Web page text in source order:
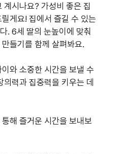
계시나요? 가성비 좋은 집
게요! 집에서 즐길 수 있는
. 6세 딸의 눈높이에 맞춰
들기를 함께 살펴봐요.
와 소중한 시간을 보낼 수
력과 집중력을 키우는 데
해 즐거운 시간을 보내보